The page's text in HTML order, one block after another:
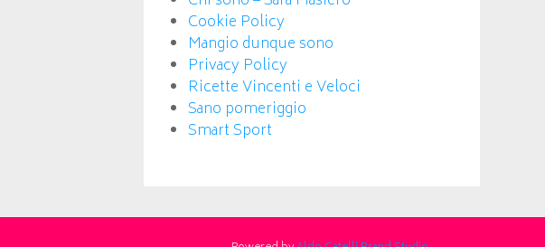
Cookie Policy
Mangio dunque sono
Privacy Policy
Ricette Vincenti e Veloci
Sano pomeriggio
Smart Sport